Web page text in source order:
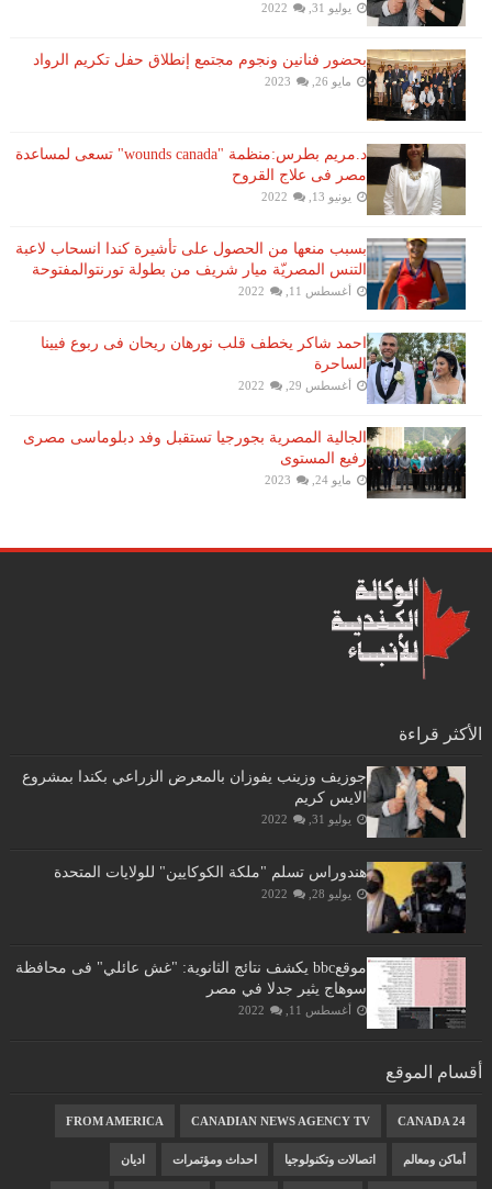
يوليو 31, 2022
بحضور فنانين ونجوم مجتمع إنطلاق حفل تكريم الرواد
مايو 26, 2023
د.مريم بطرس:منظمة "wounds canada" تسعى لمساعدة
مصر فى علاج القروح
يونيو 13, 2022
بسبب منعها من الحصول على تأشيرة كندا انسحاب لاعبة ​
التنس​ المصريّة ​ميار شريف​ من بطولة ​تورنتو​المفتوحة
أغسطس 11, 2022
احمد شاكر يخطف قلب نورهان ريحان فى ربوع فيينا
الساحرة
أغسطس 29, 2022
الجالية المصرية بجورجيا تستقبل وفد دبلوماسى مصرى
رفيع المستوى
مايو 24, 2023
الأكثر قراءة
جوزيف وزينب يفوزان بالمعرض الزراعي بكندا بمشروع
الايس كريم
يوليو 31, 2022
هندوراس تسلم "ملكة الكوكايين" للولايات المتحدة
يوليو 28, 2022
موقعbbc يكشف نتائج الثانوية: "غش عائلي" فى محافظة
سوهاج يثير جدلا في مصر
أغسطس 11, 2022
أقسام الموقع
CANADA 24
CANADIAN NEWS AGENCY TV
FROM AMERICA
أماكن ومعالم اتصالات وتكنولوجيا احداث ومؤتمرات اديان